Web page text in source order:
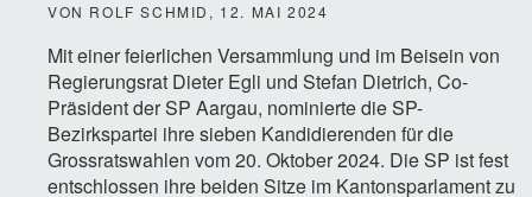
VON ROLF SCHMID, 12. MAI 2024
Mit einer feierlichen Versammlung und im Beisein von
Regierungsrat Dieter Egli und Stefan Dietrich, Co-
Präsident der SP Aargau, nominierte die SP-
Bezirkspartei ihre sieben Kandidierenden für die
Grossratswahlen vom 20. Oktober 2024. Die SP ist fest
entschlossen ihre beiden Sitze im Kantonsparlament zu